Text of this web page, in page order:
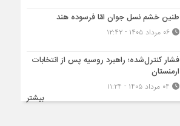
طنین خشم نسل جوان امّا فرسوده هند
۰۶ مرداد ۱۴۰۵ - ۱۲:۴۲
فشار کنترل‌شده؛ راهبرد روسیه پس از انتخابات
ارمنستان
بیشتر